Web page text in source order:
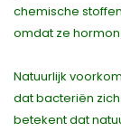
chemische
omdat ze
Natuurlijk
dat bacteriën
betekent dat